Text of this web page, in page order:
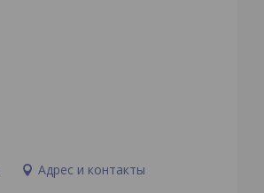
Адрес и контакты